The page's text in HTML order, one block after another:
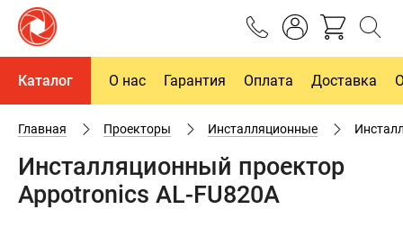
Каталог О нас Гарантия Оплата Доставка
Главная Проекторы Инсталляционные
Инсталляционный проектор
Appotronics AL-FU820A